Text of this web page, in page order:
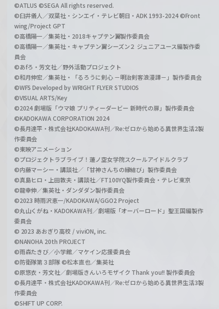
©ATLUS ©SEGA All rights reserved.
©臼井儀人／双葉社・シンエイ・テレビ朝日・ADK 1993-2024 ©Front
wing/Project GPT
©高橋陽一／集英社・2018キャプテン翼製作委員会
©高橋陽一／集英社・キャプテン翼シーズン２ ジュニアユース編製作委
員会
©あfろ・芳文社／野外活動プロジェクト
©和月伸宏／集英社・「るろうに剣心 －明治剣客浪漫譚－」製作委員会
©WFS Developed by WRIGHT FLYER STUDIOS
©VISUAL ARTS/Key
©2024 劇場版「ウマ娘 プリティーダービー 新時代の扉」製作委員会
©KADOKAWA CORPORATION 2024
©長月達平・株式会社KADOKAWA刊／Re:ゼロから始める異世界生活2製
作委員会
©東映アニメーション
©プロジェクトラブライブ！蓮ノ空女学院スクールアイドルクラブ
©内藤マーシー・講談社／「甘神さんちの縁結び」製作委員会
©真島ヒロ・上田敦夫・講談社／FT100YQ製作委員会・テレビ東京
©龍幸伸／集英社・ダンダダン製作委員会
©2023 時雨沢恵一/KADOKAWA/GGO2 Project
©丸山くがね・KADOKAWA刊／劇場版「オーバーロード」聖王国編製作
委員会
© 2023 あおぎり高校 / viviON, inc.
©NANOHA 20th PROJECT
©雨森たきび／小学館／マケイン応援委員会
©防衛隊第３部隊 ©松本直也／集英社
©原悠衣・芳文社／劇場版きんいろモザイク Thank you!! 製作委員会
©長月達平・株式会社KADOKAWA刊／Re:ゼロから始める異世界生活3製
作委員会
©SHIFT UP CORP.